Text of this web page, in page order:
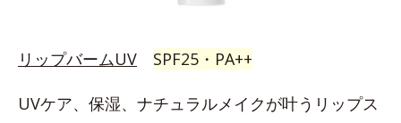
リップバームUV SPF25・PA++
UVケア、保湿、ナチュラルメイクが叶うリップス